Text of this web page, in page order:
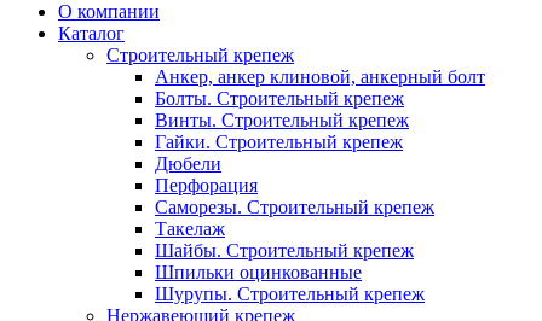
О компании
Каталог
Строительный крепеж
Анкер, анкер клиновой, анкерный болт
Болты. Строительный крепеж
Винты. Строительный крепеж
Гайки. Строительный крепеж
Дюбели
Перфорация
Саморезы. Строительный крепеж
Такелаж
Шайбы. Строительный крепеж
Шпильки оцинкованные
Шурупы. Строительный крепеж
Нержавеющий крепеж